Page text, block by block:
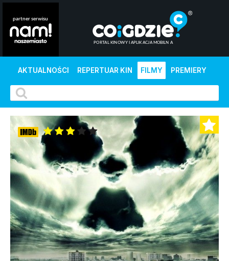
AKTUALNOŚCI REPERTUAR KIN FILMY PREMIERY